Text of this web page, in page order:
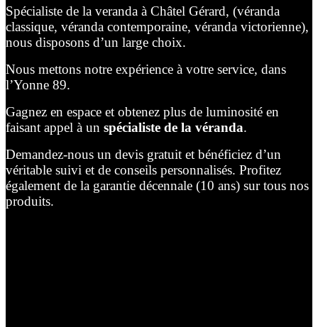
Spécialiste de la veranda à Châtel Gérard, (véranda
classique, véranda contemporaine, véranda victorienne),
nous disposons d’un large choix.
Nous mettons notre expérience à votre service, dans
l’Yonne 89.
Gagnez en espace et obtenez plus de luminosité en
faisant appel à un spécialiste de la véranda.
Demandez-nous un devis gratuit et bénéficiez d’un
véritable suivi et de conseils personnalisés. Profitez
également de la garantie décennale (10 ans) sur tous nos
produits.